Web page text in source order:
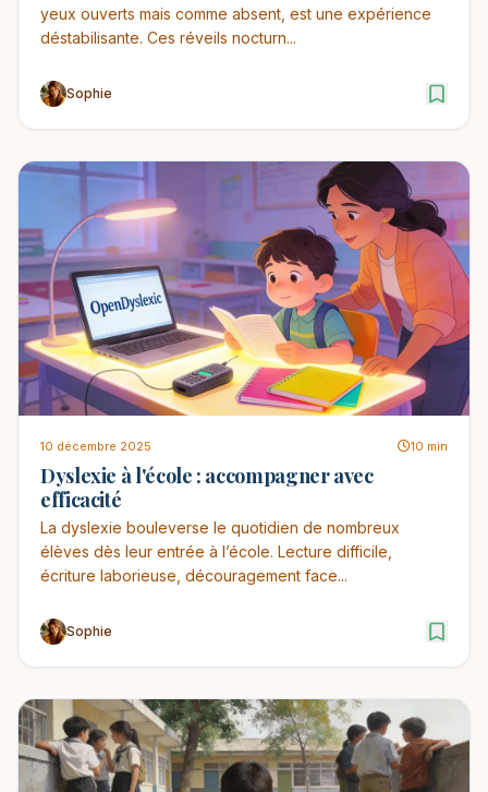
yeux ouverts mais comme absent, est une expérience
déstabilisante. Ces réveils nocturn...
Sophie
10 décembre 2025 10 min
Dyslexie à l'école : accompagner avec
efficacité
La dyslexie bouleverse le quotidien de nombreux
élèves dès leur entrée à l’école. Lecture difficile,
écriture laborieuse, découragement face...
Sophie